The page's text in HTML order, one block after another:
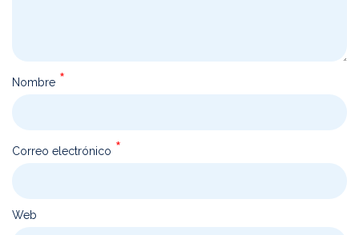
Nombre *
Correo electrónico *
Web